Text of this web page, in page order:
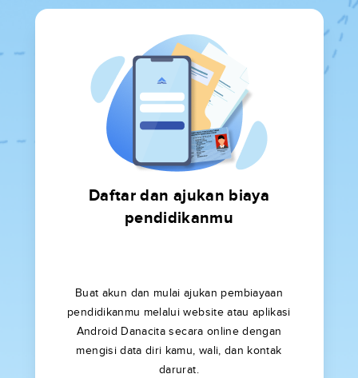
Daftar dan ajukan biaya
pendidikanmu
Buat akun dan mulai ajukan pembiayaan
pendidikanmu melalui website atau aplikasi
Android Danacita secara online dengan
mengisi data diri kamu, wali, dan kontak
darurat.